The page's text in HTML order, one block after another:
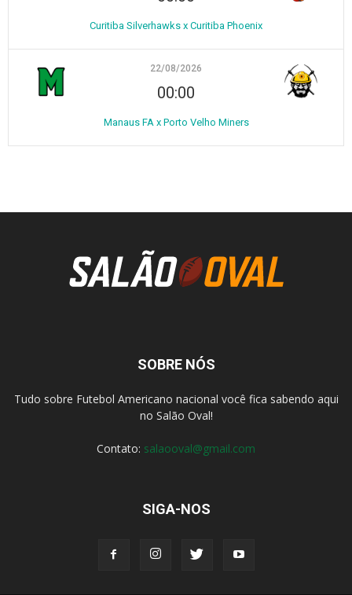
Curitiba Silverhawks x Curitiba Phoenix
22/08/2026
00:00
Manaus FA x Porto Velho Miners
SOBRE NÓS
Tudo sobre Futebol Americano nacional você fica sabendo aqui
no Salão Oval!
Contato: salaooval@gmail.com
SIGA-NOS